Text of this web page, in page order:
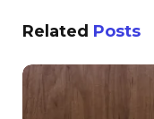
Related Posts